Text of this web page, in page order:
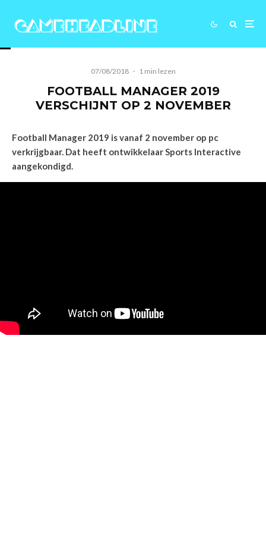
07/08/2018 · 1 min lezen
FOOTBALL MANAGER 2019
VERSCHIJNT OP 2 NOVEMBER
Football Manager 2019 is vanaf 2 november op pc
verkrijgbaar. Dat heeft ontwikkelaar Sports Interactive
aangekondigd.